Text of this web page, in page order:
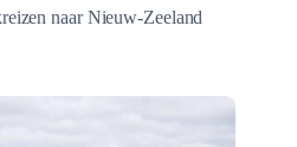
naar Nieuw-Zeeland